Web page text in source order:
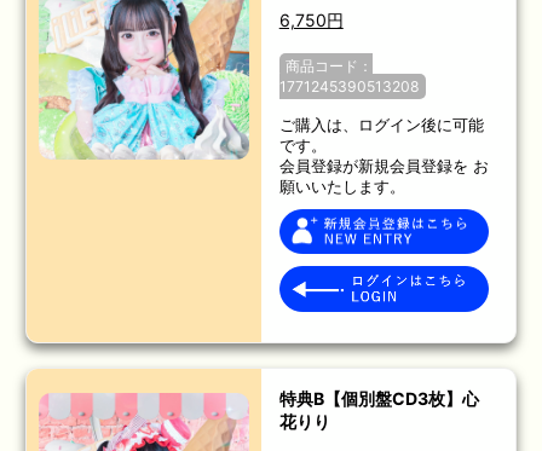
6,750円
商品コード：
1771245390513208
ご購入は、ログイン後に可能
です。
会員登録が新規会員登録を お
願いいたします。
特典B【個別盤CD3枚】心
花りり